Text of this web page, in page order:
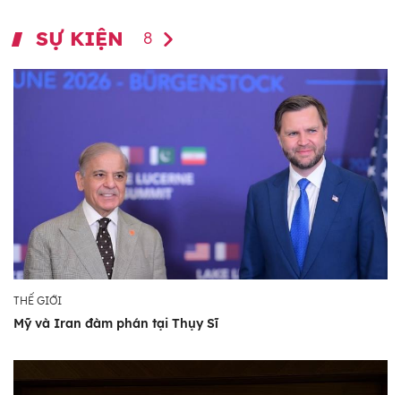
SỰ KIỆN 8
THẾ GIỚI
Mỹ và Iran đàm phán tại Thụy Sĩ